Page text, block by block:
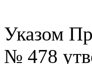
Указом
№ 478